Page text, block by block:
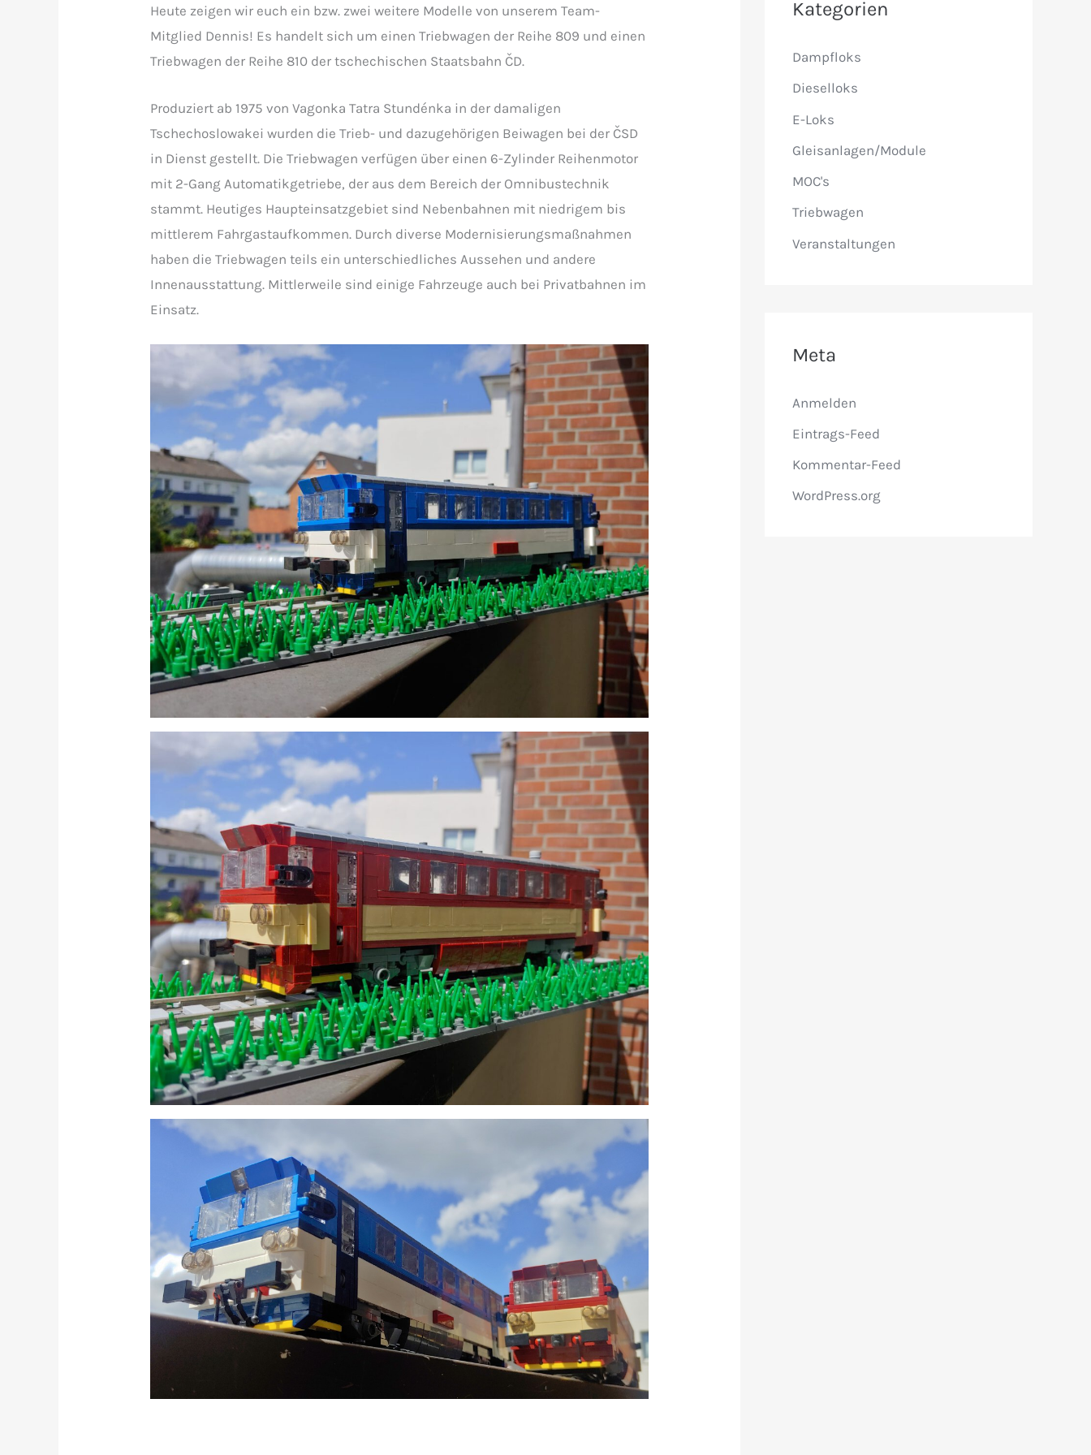
Heute zeigen wir euch ein bzw. zwei weitere Modelle von unserem Team-
Mitglied Dennis! Es handelt sich um einen Triebwagen der Reihe 809 und einen
Triebwagen der Reihe 810 der tschechischen Staatsbahn ČD.
Produziert ab 1975 von Vagonka Tatra Stundénka in der damaligen
Tschechoslowakei wurden die Trieb- und dazugehörigen Beiwagen bei der ČSD
in Dienst gestellt. Die Triebwagen verfügen über einen 6-Zylinder Reihenmotor
mit 2-Gang Automatikgetriebe, der aus dem Bereich der Omnibustechnik
stammt. Heutiges Haupteinsatzgebiet sind Nebenbahnen mit niedrigem bis
mittlerem Fahrgastaufkommen. Durch diverse Modernisierungsmaßnahmen
haben die Triebwagen teils ein unterschiedliches Aussehen und andere
Innenausstattung. Mittlerweile sind einige Fahrzeuge auch bei Privatbahnen im
Einsatz.
n
a
Kategorien
Dampfloks
Dieselloks
E-Loks
Gleisanlagen/Module
MOC's
Triebwagen
Veranstaltungen
Meta
Anmelden
Eintrags-Feed
Kommentar-Feed
WordPress.org